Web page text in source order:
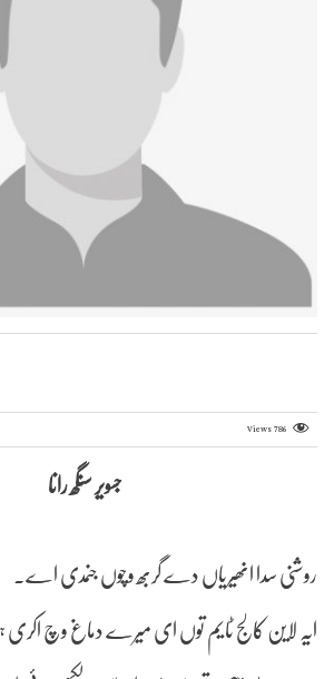
Views786
جسویر سنگھ رانا
روشنی سدا انھیریاں دے گربھ وچوں جنمدی اے۔
ایہ لاین کالج ٹایم توں ای میرے دماغ وچ